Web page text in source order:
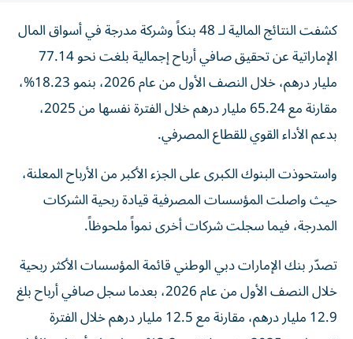
كشفت النتائج المالية لـ 48 بنكاً وشركة مدرجة في أسواق المال
الإماراتية عن تحقيق صافي أرباح إجمالية بلغت نحو 77.14
مليار درهم، خلال النصف الأول من عام 2026، بنمو 18.23%،
مقارنة مع 65.24 مليار درهم خلال الفترة نفسها من 2025،
بدعم الأداء القوي للقطاع المصرفي.
واستحوذت البنوك الكبرى على الجزء الأكبر من الأرباح المعلنة،
حيث واصلت المؤسسات المصرفية قيادة ربحية الشركات
المدرجة، فيما سجلت شركات أخرى نمواً ملحوظاً.
تصدّر بنك الإمارات دبي الوطني قائمة المؤسسات الأكثر ربحية
خلال النصف الأول من عام 2026، بعدما سجل صافي أرباح بلغ
12.9 مليار درهم، مقارنة مع 12.5 مليار درهم خلال الفترة